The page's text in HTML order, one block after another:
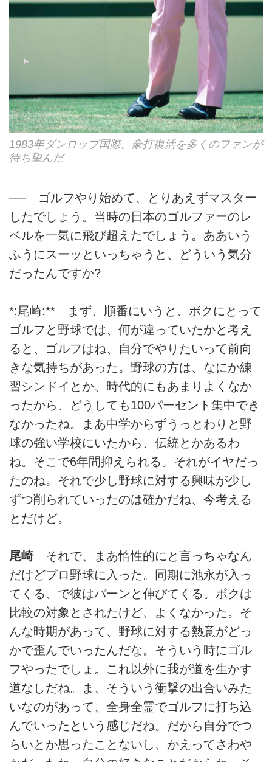
1983年ダンロップ国際。豪打復活を多くのファンが
待ち望んだ
── ゴルフやり始めて、とりあえずマスター
したでしょう。当時の日本のゴルファーのレ
ベルを一気に飛び超えたでしょう。ああいう
ふうにスーッといっちゃうと、どういう気分
だったんですか?
*:尾崎:** まず、順番にいうと、ボクにとって
ゴルフと野球では、何が違っていたかと考え
ると、ゴルフはね、自分でやりたいって前向
きな気持ちがあった。野球の方は、なにか練
習シンドイとか、時代的にもあまりよくなか
ったから、どうしても100パーセント集中でき
なかったね。まあ中学からずうっとわりと野
球の強い学校にいたから、伝統とかあるわ
ね。そこで6年間抑えられる。それがイヤだっ
たのね。それで少し野球に対する興味が少し
ずつ削られていったのは確かだね、今考える
とだけど。
尾崎それで、まあ惰性的にと言っちゃなん
だけどプロ野球に入った。同期に池永が入っ
てくる、で彼はバーンと伸びてくる。ボクは
比較の対象とされたけど、よくなかった。そ
んな時期があって、野球に対する熱意がどっ
かで歪んでいったんだな。そういう時にゴル
フやったでしょ。これ以外に我が道を生かす
道なしだね。ま、そういう衝撃の出合いみた
いなのがあって、全身全霊でゴルフに打ち込
んでいったという感じだね。だから自分でつ
らいとか思ったことないし、かえってさわや